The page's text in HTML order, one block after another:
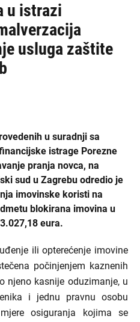
u istrazi
usluga zaštite
u suradnji sa
istrage Porezne
pranja novca, na
sud u Zagrebu odredio je
imovinske koristi na
blokirana imovina u
eura.
ili opterećenje imovine
počinjenjem kaznenih
njeno kasnije oduzimanje, u
i jednu pravnu osobu
osiguranja kojima se